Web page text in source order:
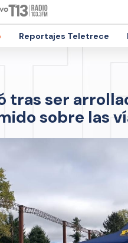
Reportajes Teletrece
tras ser
sobre las